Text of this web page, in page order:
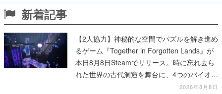
新着記事
【2人協力】神秘的な空間でパズルを解き進め
るゲーム『Together in Forgotten Lands』が
本日8月8日Steamでリリース。時に忘れ去ら
れた世界の古代洞窟を舞台に、4つのバイオー
2026年8月8日